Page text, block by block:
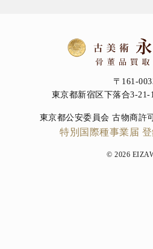
〒161-
東京都新宿区下落合3-21-
東京都公安委員会 古物商許
特別国際種事業届
© 2026